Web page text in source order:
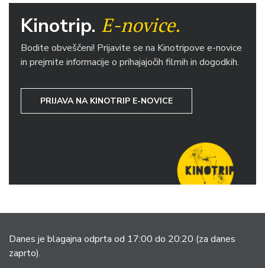
Kinotrip. E-novice.
Bodite obveščeni! Prijavite se na Kinotripove e-novice
in prejmite informacije o prihajajočih filmih in dogodkih.
PRIJAVA NA KINOTRIP E-NOVICE
Danes je blagajna odprta od 17:00 do 20:20 (za danes
zaprto).